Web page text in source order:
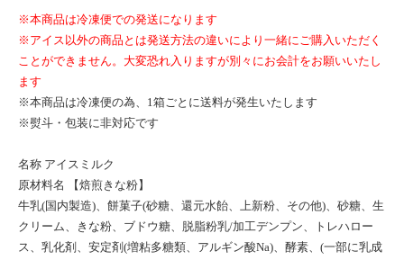
※本商品は冷凍便での発送になります
※アイス以外の商品とは発送方法の違いにより一緒にご購入いただく
ことができません。大変恐れ入りますが別々にお会計をお願いいたし
ます
※本商品は冷凍便の為、1箱ごとに送料が発生いたします
※熨斗・包装に非対応です
名称 アイスミルク
原材料名 【焙煎きな粉】
牛乳(国内製造)、餅菓子(砂糖、還元水飴、上新粉、その他)、砂糖、生
クリーム、きな粉、ブドウ糖、脱脂粉乳/加工デンプン、トレハロー
ス、乳化剤、安定剤(増粘多糖類、アルギン酸Na)、酵素、(一部に乳成